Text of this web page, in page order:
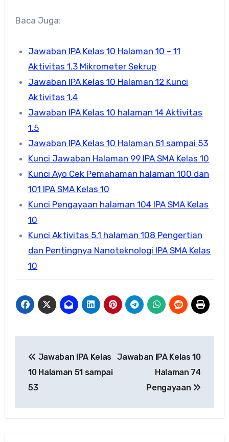
Baca Juga:
Jawaban IPA Kelas 10 Halaman 10 – 11
Aktivitas 1.3 Mikrometer Sekrup
Jawaban IPA Kelas 10 Halaman 12 Kunci
Aktivitas 1.4
Jawaban IPA Kelas 10 halaman 14 Aktivitas
1.5
Jawaban IPA Kelas 10 Halaman 51 sampai 53
Kunci Jawaban Halaman 99 IPA SMA Kelas 10
Kunci Ayo Cek Pemahaman halaman 100 dan
101 IPA SMA Kelas 10
Kunci Pengayaan halaman 104 IPA SMA Kelas
10
Kunci Aktivitas 5.1 halaman 108 Pengertian
dan Pentingnya Nanoteknologi IPA SMA Kelas
10
pos
Jawaban IPA Kelas
10 Halaman 51 sampai
53
Jawaban IPA Kelas 10
Halaman 74
Pengayaan